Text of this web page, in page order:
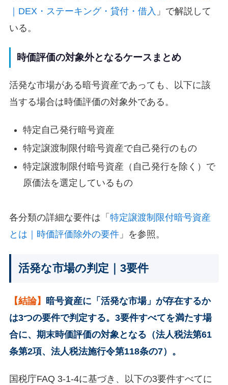
｜DEX・ステーキング・貸付・借入 」で解説して
いる。
時価評価の対象外となるケースまとめ
活発な市場がある暗号資産であっても、以下に該
当する場合は時価評価の対象外である。
特定自己発行暗号資産
特定譲渡制限付暗号資産で自己発行のもの
特定譲渡制限付暗号資産（自己発行を除く）で
原価法を選定しているもの
各分類の詳細な要件は「 特定譲渡制限付暗号資産
とは｜時価評価除外の要件」を参照。
活発な市場の判定｜3要件
【結論】
暗号資産に「活発な市場」が存在するか
は3つの要件で判定する。3要件すべてを満たす場
合に、期末時価評価の対象となる（法人税法第61
条第2項、法人税法施行令第118条の7）。
国税庁FAQ 3-1-4に基づき、以下の3要件すべてに